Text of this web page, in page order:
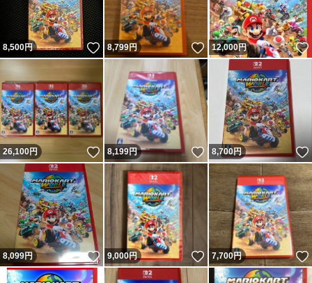
8,500円 いいね！
8,799円 いいね！
12,000円
26,100円 いいね！
8,199円 いいね！
8,700円
8,099円 いいね！
9,000円 いいね！
7,700円